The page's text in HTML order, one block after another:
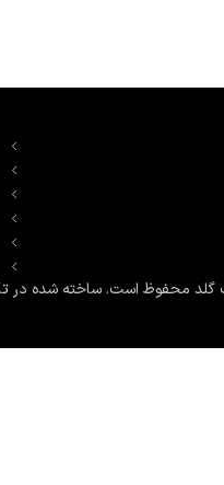
گلد محفوظ است. ساخته شده در